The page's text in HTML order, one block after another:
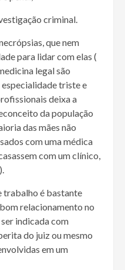
criminal.
que nem
para lidar com elas (
legal são
triste e
deixa a
da população
das mães não
com uma médica
com um clínico,
trabalho é bastante
relacionamento no
indicada com
do juiz ou mesmo
em um